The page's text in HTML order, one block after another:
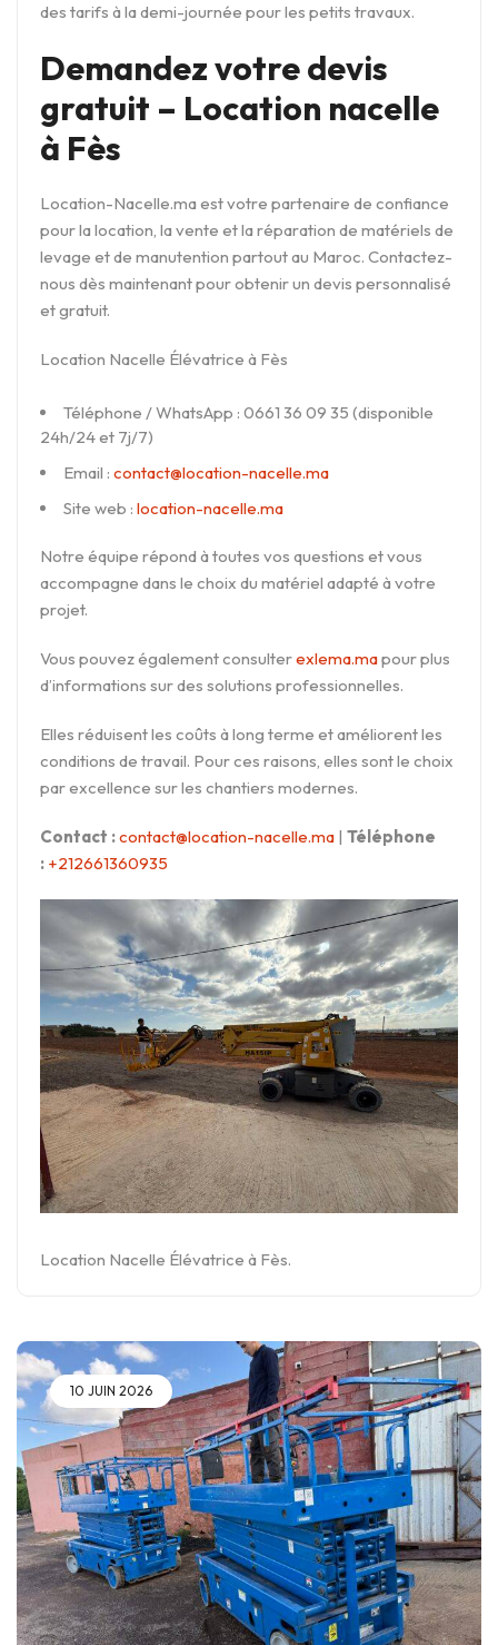
des tarifs à la demi-journée pour les petits travaux.
Demandez votre devis
gratuit – Location nacelle
à Fès
Location-Nacelle.ma est votre partenaire de confiance
pour la location, la vente et la réparation de matériels de
levage et de manutention partout au Maroc. Contactez-
nous dès maintenant pour obtenir un devis personnalisé
et gratuit.
Location Nacelle Élévatrice à Fès
Téléphone / WhatsApp : 0661 36 09 35 (disponible
24h/24 et 7j/7)
Email : contact@location-nacelle.ma
Site web : location-nacelle.ma
Notre équipe répond à toutes vos questions et vous
accompagne dans le choix du matériel adapté à votre
projet.
Vous pouvez également consulterexlema.mapour plus
d’informations sur des solutions professionnelles.
Elles réduisent les coûts à long terme et améliorent les
conditions de travail. Pour ces raisons, elles sont le choix
par excellence sur les chantiers modernes.
Contact :contact@location-nacelle.ma | Téléphone
: +212661360935
Location Nacelle Élévatrice à Fès.
10 JUIN 2026